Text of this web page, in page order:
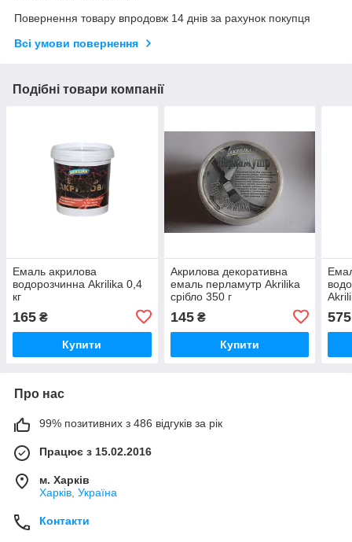
Повернення товару впродовж 14 днів за рахунок покупця
Всі умови повернення
Подібні товари компанії
Емаль акрилова
водорозчинна Akrilika 0,4
кг
165 ₴
Купити
Акрилова декоративна
емаль перламутр Akrilika
срібло 350 г
145₴
Купити
575
Про нас
99% позитивних з 486 відгуків за рік
Працює з 15.02.2016
м. Харків
Харків, Україна
Контакти